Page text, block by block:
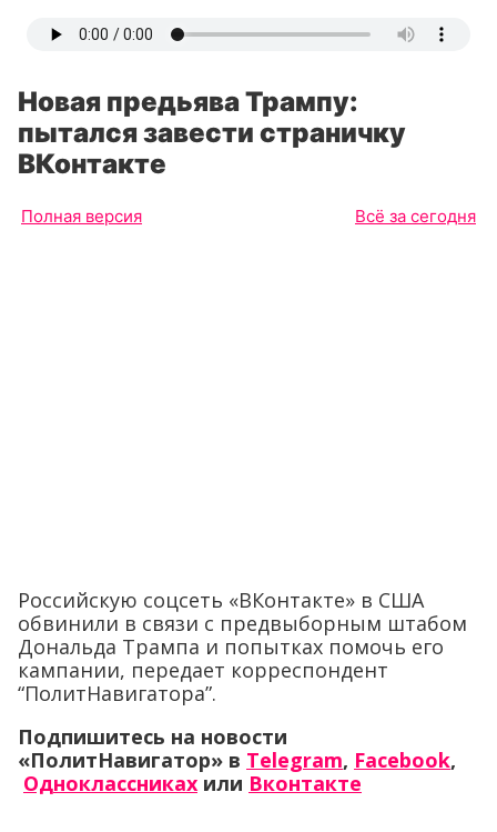
Новая предьява Трампу:
пытался завести страничку
ВКонтакте
Полная версия Всё за сегодня
Российскую соцсеть «ВКонтакте» в США
обвинили в связи с предвыборным штабом
Дональда Трампа и попытках помочь его
кампании, передает корреспондент
“ПолитНавигатора”.
Подпишитесь на новости
«ПолитНавигатор» в Telegram, Facebook,
Одноклассниках или Вконтакте